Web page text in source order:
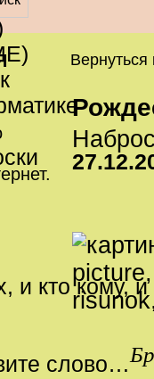
и кто кому,
слово…